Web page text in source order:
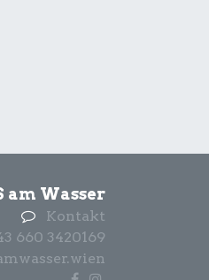
am Wasser
Kontakt
660 3420169